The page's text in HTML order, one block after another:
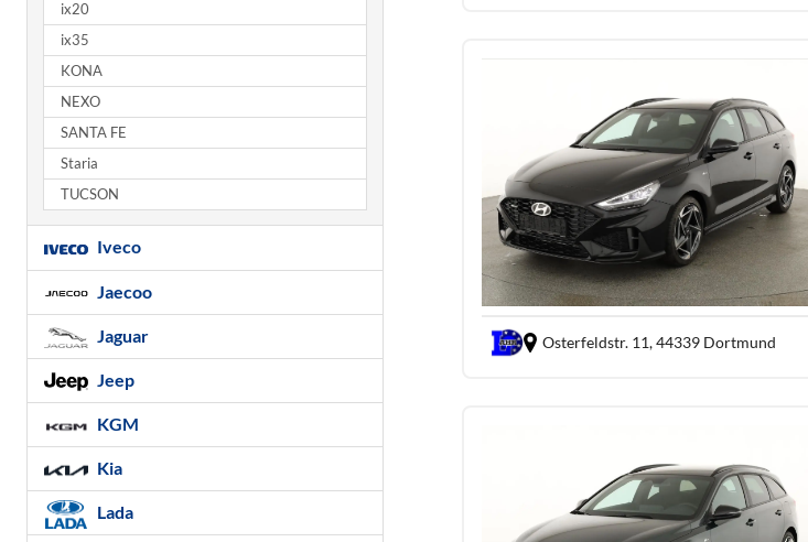
Osterfeldstr. 11,44339 Dortmund
ix20
ix35
KONA
NEXO
SANTA FE
Staria
TUCSON
Iveco
Jaecoo
Jaguar
Jeep
KGM
Kia
Lada